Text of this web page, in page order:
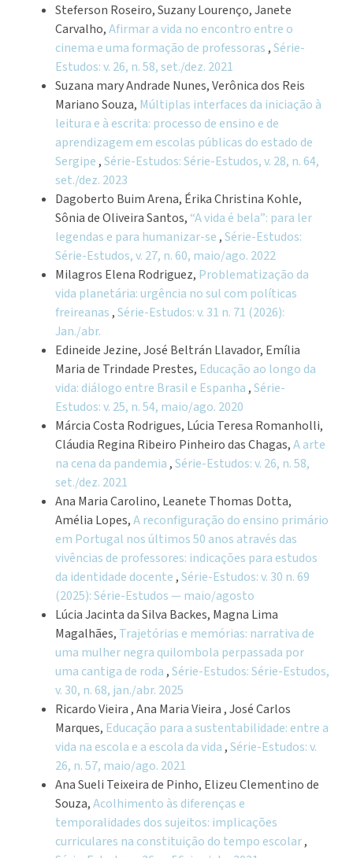
Steferson Roseiro, Suzany Lourenço, Janete
Carvalho,Afirmar a vida no encontro entre o
cinema e uma formação de professoras ,Série-
Estudos: v. 26, n. 58, set./dez. 2021
Suzana mary Andrade Nunes, Verônica dos Reis
Mariano Souza, Múltiplas interfaces da iniciação à
leitura e à escrita: processo de ensino e de
aprendizagem em escolas públicas do estado de
Sergipe ,Série-Estudos: Série-Estudos, v. 28, n. 64,
set./dez. 2023
Dagoberto Buim Arena, Érika Christina Kohle,
Sônia de Oliveira Santos, “A vida é bela”: para ler
legendas e para humanizar-se ,Série-Estudos:
Série-Estudos, v. 27, n. 60, maio/ago. 2022
Milagros Elena Rodriguez, Problematização da
vida planetária: urgência no sul com políticas
freireanas ,Série-Estudos: v. 31 n. 71 (2026):
Jan./abr.
Edineide Jezine, José Beltrán Llavador, Emília
Maria de Trindade Prestes, Educação ao longo da
vida: diálogo entre Brasil e Espanha ,Série-
Estudos: v. 25, n. 54, maio/ago. 2020
Márcia Costa Rodrigues, Lúcia Teresa Romanholli,
Cláudia Regina Ribeiro Pinheiro das Chagas,A arte
na cena da pandemia ,Série-Estudos: v. 26, n. 58,
set./dez. 2021
Ana Maria Carolino, Leanete Thomas Dotta,
Amélia Lopes,A reconfiguração do ensino primário
em Portugal nos últimos 50 anos através das
vivências de professores: indicações para estudos
da identidade docente ,Série-Estudos: v. 30 n. 69
(2025): Série-Estudos — maio/agosto
Lúcia Jacinta da Silva Backes, Magna Lima
Magalhães, Trajetórias e memórias: narrativa de
uma mulher negra quilombola perpassada por
uma cantiga de roda ,Série-Estudos: Série-Estudos,
v. 30, n. 68, jan./abr. 2025
Ricardo Vieira , Ana Maria Vieira , José Carlos
Marques, Educação para a sustentabilidade: entre a
vida na escola e a escola da vida ,Série-Estudos: v.
26, n. 57, maio/ago. 2021
Ana Sueli Teixeira de Pinho, Elizeu Clementino de
Souza,Acolhimento às diferenças e
temporalidades dos sujeitos: implicações
curriculares na constituição do tempo escolar,